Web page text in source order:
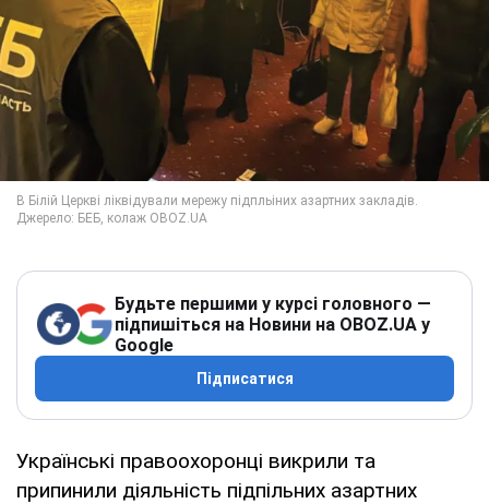
Будьте першими у курсі головного —
підпишіться на Новини на OBOZ.UA у
Google
Підписатися
Українські правоохоронці викрили та
припинили діяльність підпільних азартних